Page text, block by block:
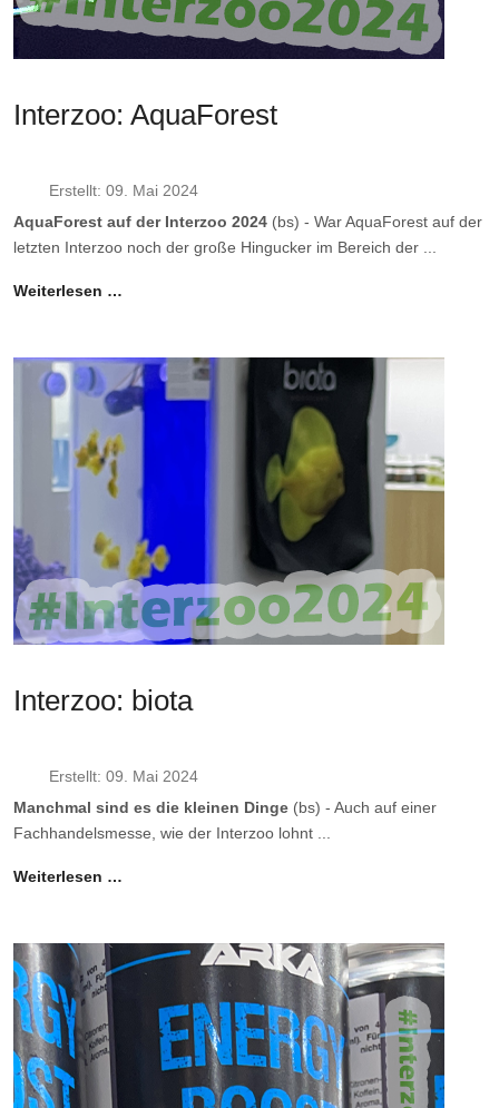
Interzoo: AquaForest
Erstellt: 09. Mai 2024
AquaForest auf der Interzoo 2024 (bs) - War AquaForest auf der
letzten Interzoo noch der große Hingucker im Bereich der ...
Weiterlesen …
Interzoo: biota
Erstellt: 09. Mai 2024
Manchmal sind es die kleinen Dinge (bs) - Auch auf einer
Fachhandelsmesse, wie der Interzoo lohnt ...
Weiterlesen …